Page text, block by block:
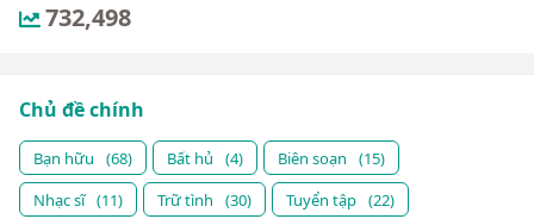
732,498
Chủ đề chính
Bạn hữu (68) Bất hủ (4) Biên soạn
(15)
Nhạc sĩ (11) Trữ tình (30) Tuyển tập (22)